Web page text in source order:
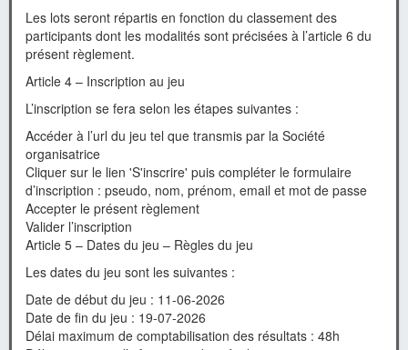
Les lots seront répartis en fonction du classement des
participants dont les modalités sont précisées à l’article 6 du
présent règlement.
Article 4 – Inscription au jeu
L’inscription se fera selon les étapes suivantes :
Accéder à l’url du jeu tel que transmis par la Société
organisatrice
Cliquer sur le lien 'S'inscrire' puis compléter le formulaire
d’inscription : pseudo, nom, prénom, email et mot de passe
Accepter le présent règlement
Valider l’inscription
Article 5 – Dates du jeu – Règles du jeu
Les dates du jeu sont les suivantes :
Date de début du jeu : 11-06-2026
Date de fin du jeu : 19-07-2026
Délai maximum de comptabilisation des résultats : 48h